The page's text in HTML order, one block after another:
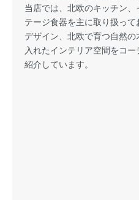
当店では、北欧のキッチン
テージ食器を主に取り扱っ
デザイン、北欧で育つ自然
入れたインテリア空間をコ
紹介しています。